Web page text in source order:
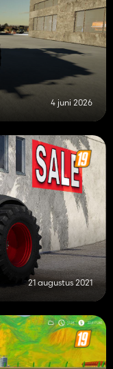
4 juni 2026
21 augustus 2021